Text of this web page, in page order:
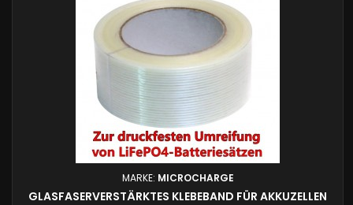
MARKE: MICROCHARGE
GLASFASERVERSTÄRKTES KLEBEBAND FÜR AKKUZELLEN